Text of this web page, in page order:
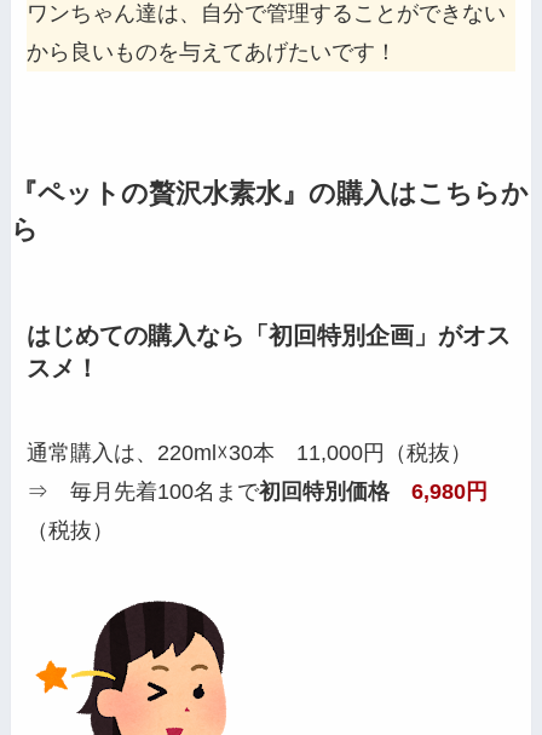
ワンちゃん達は、自分で管理することができない
から良いものを与えてあげたいです！
『ペットの贅沢水素水』の購入はこちらか
ら
はじめての購入なら「初回特別企画」がオス
スメ！
通常購入は、220ml☓30本 11,000円（税抜）
⇒ 毎月先着100名まで初回特別価格
6,980円
（税抜）